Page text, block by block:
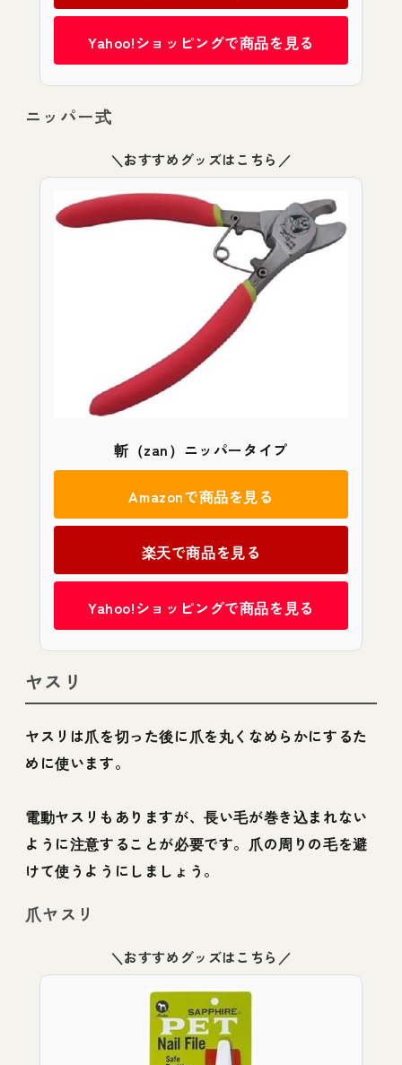
Yahoo!ショッピングで商品を見る
ニッパー式
＼おすすめグッズはこちら／
斬（zan）ニッパータイプ
Amazonで商品を見る
楽天で商品を見る
Yahoo!ショッピングで商品を見る
ヤスリ
ヤスリは爪を切った後に爪を丸くなめらかにするた
めに使います。
電動ヤスリもありますが、長い毛が巻き込まれない
ように注意することが必要です。爪の周りの毛を避
けて使うようにしましょう。
爪ヤスリ
＼おすすめグッズはこちら／